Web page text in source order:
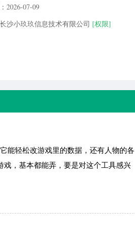
2026-07-09
沙小玖玖信息技术有限公司 [权限]
能轻松改游戏里的数据，还有人物的各
，基本都能弄，要是对这个工具感兴